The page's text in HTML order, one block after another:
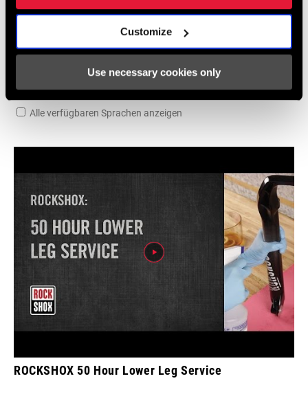
Customize
Use necessary cookies only
604kb
Videos
Alle verfügbaren Sprachen anzeigen
ROCKSHOX 50 Hour Lower Leg Service